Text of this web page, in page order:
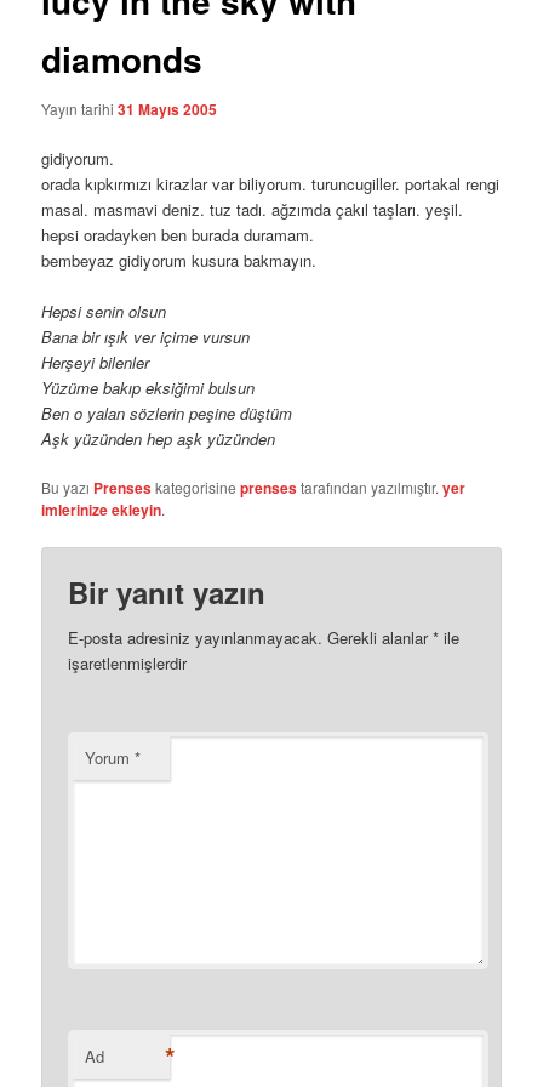
diamonds
Yayın tarihi31 Mayıs 2005
gidiyorum.
orada kıpkırmızı kirazlar var biliyorum. turuncugiller. portakal rengi
masal. masmavi deniz. tuz tadı. ağzımda çakıl taşları. yeşil.
hepsi oradayken ben burada duramam.
bembeyaz gidiyorum kusura bakmayın.
Hepsi senin olsun
Bana bir ışık ver içime vursun
Herşeyi bilenler
Yüzüme bakıp eksiğimi bulsun
Ben o yalan sözlerin peşine düştüm
Aşk yüzünden hep aşk yüzünden
Bu yazı Prenseskategorisineprensestarafından yazılmıştır.yer
imlerinize ekleyin.
Bir yanıt yazın
E-posta adresiniz yayınlanmayacak. Gerekli alanlar* ile
işaretlenmişlerdir
Yorum*
Ad *